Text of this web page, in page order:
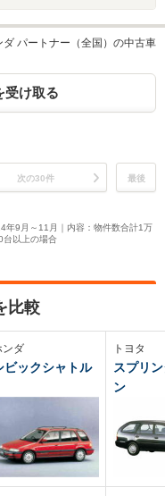
ダ パートナー（全国）の中古車
受け取る
次の30件 最後
年9月～11月｜内容：物件数合計1万
台以上の場合
比較
ンダ
ビックシャトル
トヨタ
スプリ
ン